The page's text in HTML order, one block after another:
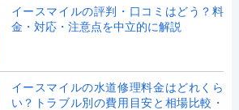
イースマイルの評判・口コミはどう？料
金・対応・注意点を中立的に解説
イースマイルの水道修理料金はどれくら
い？トラブル別の費用目安と相場比較・